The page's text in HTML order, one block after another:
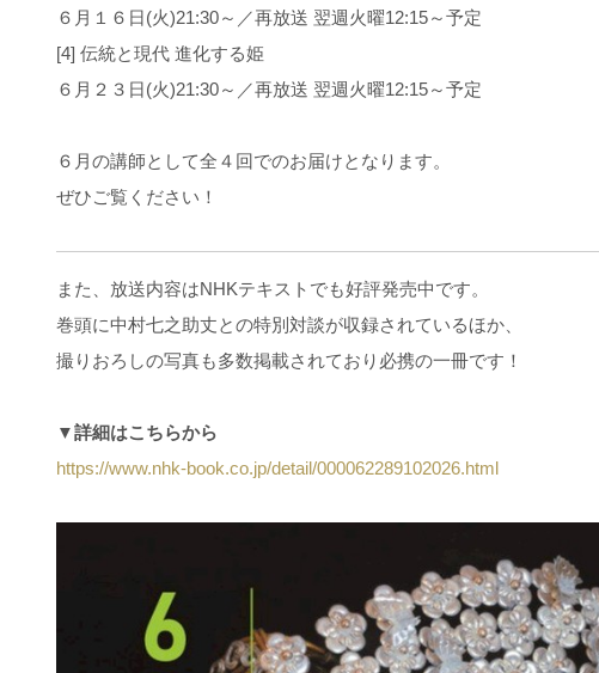
６月１６日(火)21:30～／再放送 翌週火曜12:15～予定
[4] 伝統と現代 進化する姫
６月２３日(火)21:30～／再放送 翌週火曜12:15～予定
６月の講師として全４回でのお届けとなります。
ぜひご覧ください！
また、放送内容はNHKテキストでも好評発売中です。
巻頭に中村七之助丈との特別対談が収録されているほか、
撮りおろしの写真も多数掲載されており必携の一冊です！
▼詳細はこちらから
https://www.nhk-book.co.jp/detail/000062289102026.html